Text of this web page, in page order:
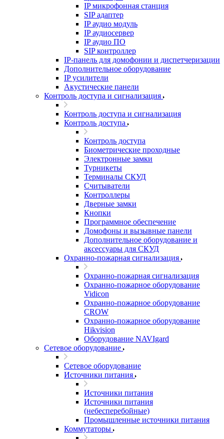
IP микрофонная станция
SIP адаптер
IP аудио модуль
IP аудиосервер
IP аудио ПО
SIP контроллер
IP-панель для домофонии и диспетчеризации
Дополнительное оборудование
IP усилители
Акустические панели
Контроль доступа и сигнализация
Контроль доступа и сигнализация
Контроль доступа
Контроль доступа
Биометрические проходные
Электронные замки
Турникеты
Терминалы СКУД
Считыватели
Контроллеры
Дверные замки
Кнопки
Программное обеспечение
Домофоны и вызывные панели
Дополнительное оборудование и
аксессуары для СКУД
Охранно-пожарная сигнализация
Охранно-пожарная сигнализация
Охранно-пожарное оборудование
Vidicon
Охранно-пожарное оборудование
CROW
Охранно-пожарное оборудование
Hikvision
Оборудование NAVIgard
Сетевое оборудование
Сетевое оборудование
Источники питания
Источники питания
Источники питания
(небесперебойные)
Промышленные источники питания
Коммутаторы